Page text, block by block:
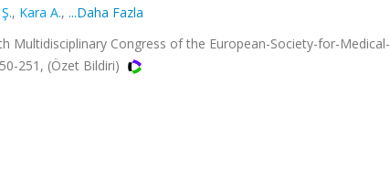
, Kara A., ...Daha Fazla
Multidisciplinary Congress of the European-Society-for-Medical-
251, (Özet Bildiri)